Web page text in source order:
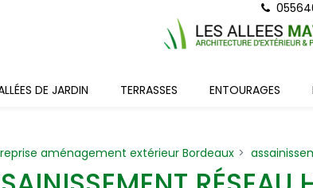
DE JARDIN TERRASSES ENTOURAGES
aménagement extérieur Bordeaux